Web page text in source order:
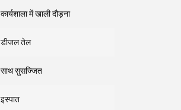
कार्यशाला में खाली दौड़ना
डीजल तेल
साथ सुसज्जित
इस्पात